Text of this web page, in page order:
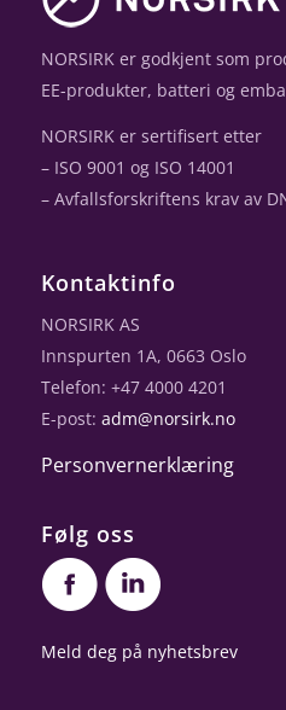
NORSIRK er godkjent som
EE-produkter, batteri og
NORSIRK er sertifisert etter
– ISO 9001 og ISO 14001
– Avfallsforskriftens krav av
Kontaktinfo
NORSIRK AS
Innspurten 1A, 0663 Oslo
Telefon: +47 4000 4201
E-post: adm@norsirk.no
Personvernerklæring
Følg oss
Meld deg på nyhetsbrev